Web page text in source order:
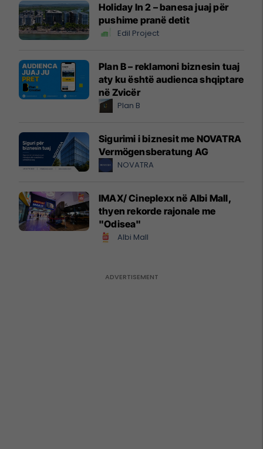
Holiday In 2 – banesa juaj për
pushime pranë detit
Edil Project
Plan B – reklamoni biznesin tuaj
aty ku është audienca shqiptare
në Zvicër
Plan B
Sigurimi i biznesit me NOVATRA
Vermögensberatung AG
NOVATRA
IMAX/ Cineplexx në Albi Mall,
thyen rekorde rajonale me
"Odisea"
Albi Mall